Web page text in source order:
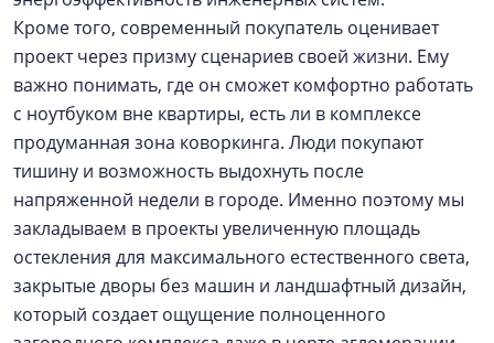
Кроме того, современный покупатель оценивает
проект через призму сценариев своей жизни. Ему
важно понимать, где он сможет комфортно работать
с ноутбуком вне квартиры, есть ли в комплексе
продуманная зона коворкинга. Люди покупают
тишину и возможность выдохнуть после
напряженной недели в городе. Именно поэтому мы
закладываем в проекты увеличенную площадь
остекления для максимального естественного света,
закрытые дворы без машин и ландшафтный дизайн,
который создает ощущение полноценного